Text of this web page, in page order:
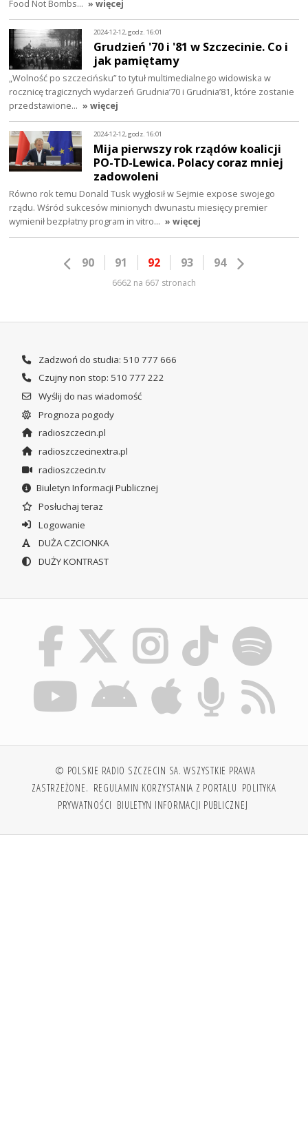
Food Not Bombs… » więcej
2024-12-12, godz. 16:01
Grudzień '70 i '81 w Szczecinie. Co i
jak pamiętamy
„Wolność po szczecińsku” to tytuł multimedialnego widowiska w
rocznicę tragicznych wydarzeń Grudnia’70 i Grudnia’81, które zostanie
przedstawione… » więcej
2024-12-12, godz. 16:01
Mija pierwszy rok rządów koalicji
PO-TD-Lewica. Polacy coraz mniej
zadowoleni
Równo rok temu Donald Tusk wygłosił w Sejmie expose swojego
rządu. Wśród sukcesów minionych dwunastu miesięcy premier
wymienił bezpłatny program in vitro… » więcej
90 91 92 93 94
6662 na 667 stronach
Zadzwoń do studia: 510 777 666
Czujny non stop: 510 777 222
Wyślij do nas wiadomość
Prognoza pogody
radioszczecin.pl
radioszczecinextra.pl
radioszczecin.tv
Biuletyn Informacji Publicznej
Posłuchaj teraz
Logowanie
DUŻA CZCIONKA
DUŻY KONTRAST
© POLSKIE RADIO SZCZECIN SA. WSZYSTKIE PRAWA
ZASTRZEŻONE. REGULAMIN KORZYSTANIA Z PORTALU POLITYKA
PRYWATNOŚCI BIULETYN INFORMACJI PUBLICZNEJ